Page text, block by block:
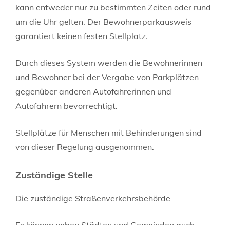
kann entweder nur zu bestimmten Zeiten oder rund
um die Uhr gelten. Der Bewohnerparkausweis
garantiert keinen festen Stellplatz.
Durch dieses System werden die Bewohnerinnen
und Bewohner bei der Vergabe von Parkplätzen
gegenüber anderen Autofahrerinnen und
Autofahrern bevorrechtigt.
Stellplätze für Menschen mit Behinderungen sind
von dieser Regelung ausgenommen.
Zuständige Stelle
Die zuständige Straßenverkehrsbehörde